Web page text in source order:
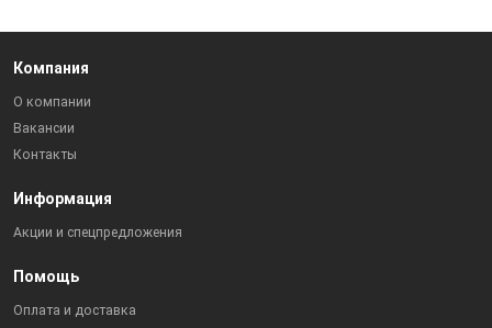
Компания
О компании
Вакансии
Контакты
Информация
Акции и спецпредложения
Помощь
Оплата и доставка